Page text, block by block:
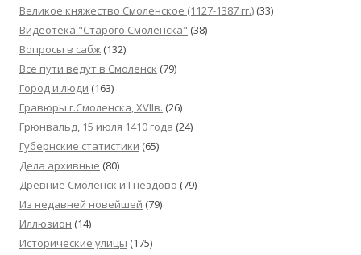
Великое княжество Смоленское (1127-1387 гг.) (33)
Видеотека "Cтарого Смоленска" (38)
Вопросы в сабж (132)
Все пути ведут в Смоленск (79)
Город и люди (163)
Гравюры г.Смоленска, XVIIв. (26)
Грюнвальд, 15 июля 1410 года (24)
Губернские статистики (65)
Дела архивные (80)
Древние Смоленск и Гнездово (79)
Из недавней новейшей (79)
Иллюзион (14)
Исторические улицы (175)